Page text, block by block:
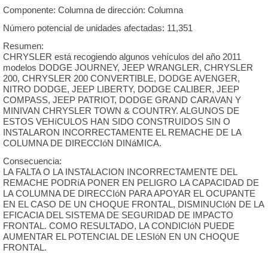
Componente: Columna de dirección: Columna
Número potencial de unidades afectadas: 11,351
Resumen:
CHRYSLER está recogiendo algunos vehículos del año 2011
modelos DODGE JOURNEY, JEEP WRANGLER, CHRYSLER
200, CHRYSLER 200 CONVERTIBLE, DODGE AVENGER,
NITRO DODGE, JEEP LIBERTY, DODGE CALIBER, JEEP
COMPASS, JEEP PATRIOT, DODGE GRAND CARAVAN Y
MINIVAN CHRYSLER TOWN & COUNTRY. ALGUNOS DE
ESTOS VEHíCULOS HAN SIDO CONSTRUIDOS SIN O
INSTALARON INCORRECTAMENTE EL REMACHE DE LA
COLUMNA DE DIRECCIóN DINáMICA.
Consecuencia:
LA FALTA O LA INSTALACION INCORRECTAMENTE DEL
REMACHE PODRíA PONER EN PELIGRO LA CAPACIDAD DE
LA COLUMNA DE DIRECCIóN PARA APOYAR EL OCUPANTE
EN EL CASO DE UN CHOQUE FRONTAL, DISMINUCIóN DE LA
EFICACIA DEL SISTEMA DE SEGURIDAD DE IMPACTO
FRONTAL. COMO RESULTADO, LA CONDICIóN PUEDE
AUMENTAR EL POTENCIAL DE LESIóN EN UN CHOQUE
FRONTAL.